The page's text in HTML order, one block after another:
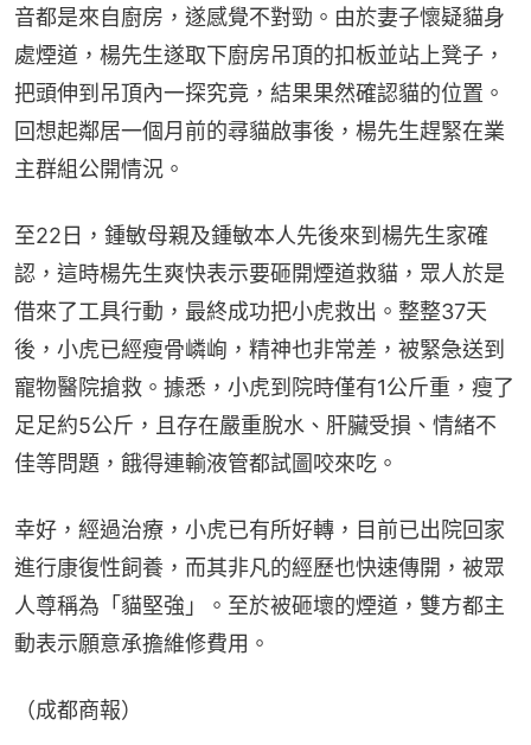
音都是來自廚房，遂感覺不對勁。由於妻子懷疑貓身
處煙道，楊先生遂取下廚房吊頂的扣板並站上凳子，
把頭伸到吊頂內一探究竟，結果果然確認貓的位置。
回想起鄰居一個月前的尋貓啟事後，楊先生趕緊在業
主群組公開情況。
至22日，鍾敏母親及鍾敏本人先後來到楊先生家確
認，這時楊先生爽快表示要砸開煙道救貓，眾人於是
借來了工具行動，最終成功把小虎救出。整整37天
後，小虎已經瘦骨嶙峋，精神也非常差，被緊急送到
寵物醫院搶救。據悉，小虎到院時僅有1公斤重，瘦了
足足約5公斤，且存在嚴重脫水、肝臟受損、情緒不
佳等問題，餓得連輸液管都試圖咬來吃。
幸好，經過治療，小虎已有所好轉，目前已出院回家
進行康復性飼養，而其非凡的經歷也快速傳開，被眾
人尊稱為「貓堅強」。至於被砸壞的煙道，雙方都主
動表示願意承擔維修費用。
（成都商報）